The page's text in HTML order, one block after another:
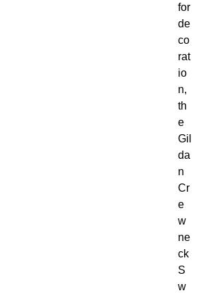
for
de
co
rat
io
n,
th
e
Gil
da
n
Cr
e
w
ne
ck
S
w